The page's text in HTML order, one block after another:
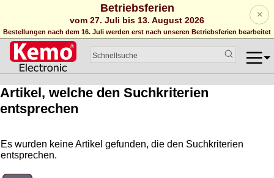
Betriebsferien
vom 27. Juli bis 13. August 2026
Bestellungen nach dem 16. Juli werden erst nach unseren Betriebsferien bearbeitet
×
Artikel, welche den Suchkriterien
entsprechen
Es wurden keine Artikel gefunden, die den Suchkriterien
entsprechen.